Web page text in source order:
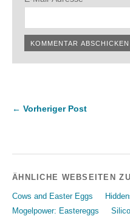
← Vorheriger Post
ÄHNLICHE WEBSEITEN
Cows and Easter Eggs
Mogelpower: Eastereggs